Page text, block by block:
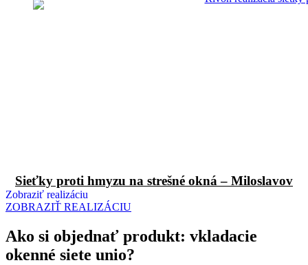
Sieťky proti hmyzu na strešné okná – Miloslavov
Zobraziť realizáciu
ZOBRAZIŤ REALIZÁCIU
Ako si objednať produkt: vkladacie
okenné siete unio?